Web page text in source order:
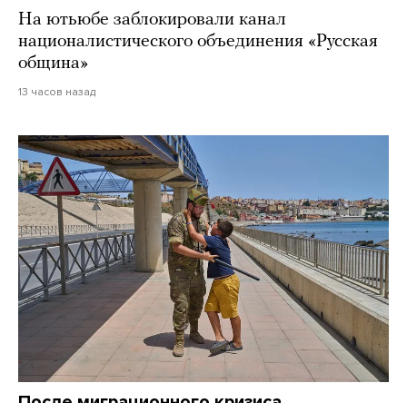
На ютьюбе заблокировали канал
националистического объединения «Русская
община»
13 часов назад